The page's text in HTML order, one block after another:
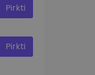
Pirkti
Pirkti